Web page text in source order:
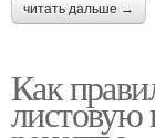
читать дальше →
Как
листовую